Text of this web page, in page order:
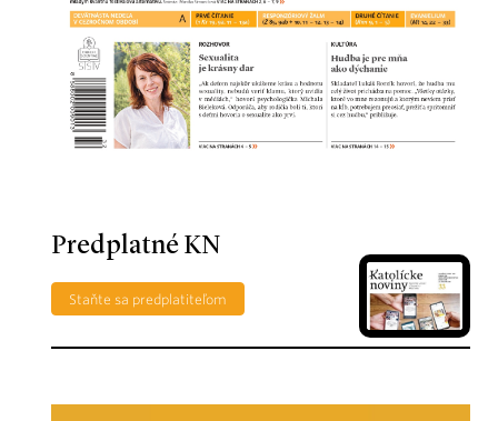
Predplatné KN
Staňte sa predplatiteľom